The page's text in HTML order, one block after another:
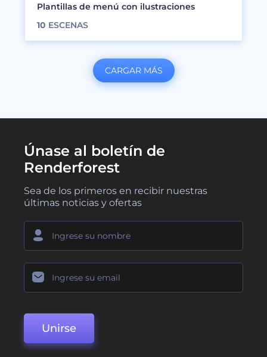
Plantillas de menú con ilustraciones
10 ESCENAS
CARGAR MÁS
Únase al boletín de
Renderforest
Sea de los primeros en recibir nuestras
últimas noticias y ofertas
Unirse